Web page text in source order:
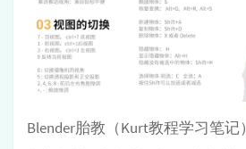
Blender胎教（Kurt教程学习笔记）